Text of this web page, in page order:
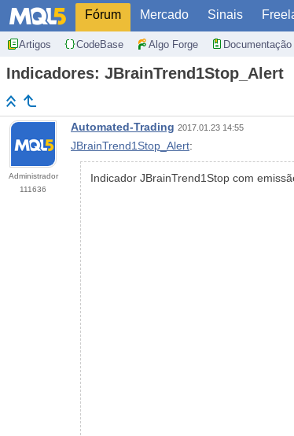
Fórum Mercado Sinais
Artigos CodeBase Algo Forge Documentação
Indicadores: JBrainTrend1Stop_Alert
Administrador
111636
Automated-Trading 2017.01.23 14:55
JBrainTrend1Stop_Alert:
Indicador JBrainTrend1Stop com